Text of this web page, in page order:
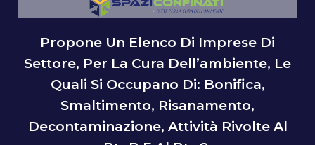
Propone Un Elenco Di Imprese Di
Settore, Per La Cura Dell’ambiente, Le
Quali Si Occupano Di: Bonifica,
Smaltimento, Risanamento,
Decontaminazione, Attività Rivolte Al